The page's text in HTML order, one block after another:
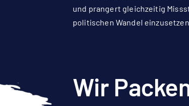
und prangert gleichzeitig
politischen Wandel einzusetzen.
Wir